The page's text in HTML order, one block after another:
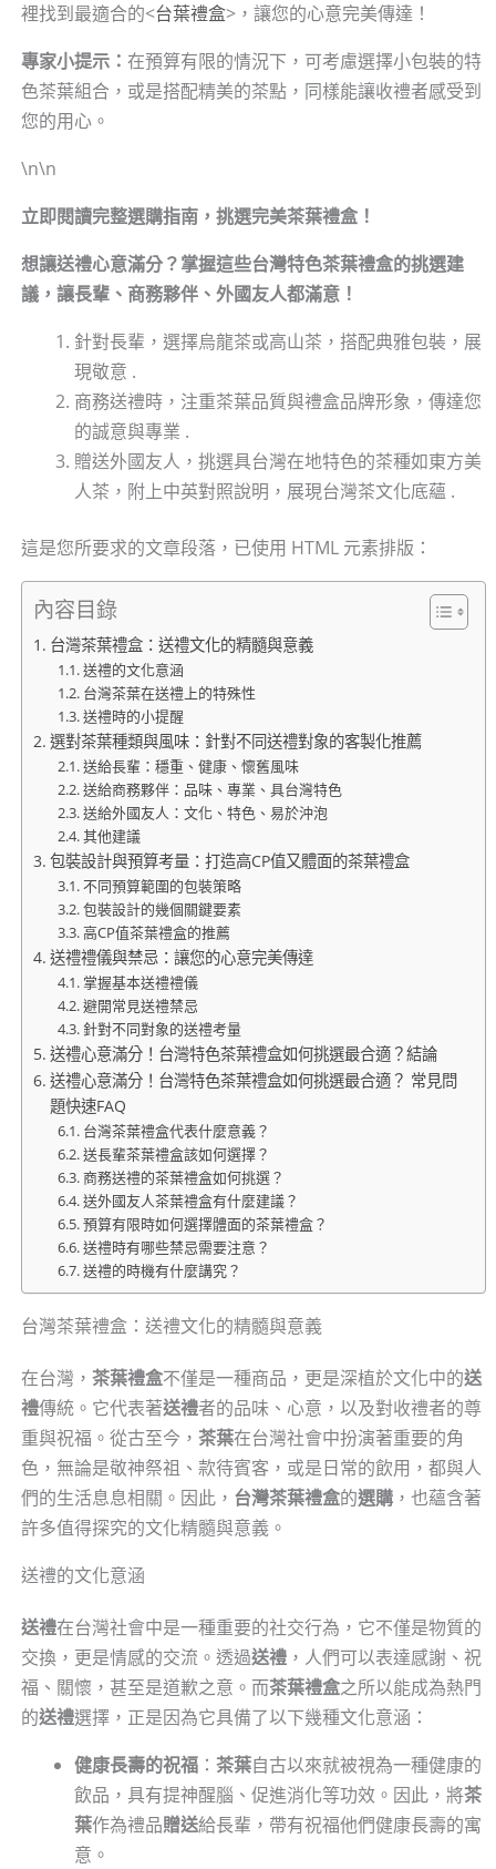
裡找到最適合的<台葉禮盒>，讓您的心意完美傳達！
專家小提示： 在預算有限的情況下，可考慮選擇小包裝的特
色茶葉組合，或是搭配精美的茶點，同樣能讓收禮者感受到
您的用心。
\n\n
立即閱讀完整選購指南，挑選完美茶葉禮盒！
想讓送禮心意滿分？掌握這些台灣特色茶葉禮盒的挑選建
議，讓長輩、商務夥伴、外國友人都滿意！
針對長輩，選擇烏龍茶或高山茶，搭配典雅包裝，展
現敬意 .
商務送禮時，注重茶葉品質與禮盒品牌形象，傳達您
的誠意與專業 .
贈送外國友人，挑選具台灣在地特色的茶種如東方美
人茶，附上中英對照說明，展現台灣茶文化底蘊 .
這是您所要求的文章段落，已使用 HTML 元素排版：
內容目錄
台灣茶葉禮盒：送禮文化的精髓與意義
送禮的文化意涵
台灣茶葉在送禮上的特殊性
送禮時的小提醒
選對茶葉種類與風味：針對不同送禮對象的客製化推薦
送給長輩：穩重、健康、懷舊風味
送給商務夥伴：品味、專業、具台灣特色
送給外國友人：文化、特色、易於沖泡
其他建議
包裝設計與預算考量：打造高CP值又體面的茶葉禮盒
不同預算範圍的包裝策略
包裝設計的幾個關鍵要素
高CP值茶葉禮盒的推薦
送禮禮儀與禁忌：讓您的心意完美傳達
掌握基本送禮禮儀
避開常見送禮禁忌
針對不同對象的送禮考量
送禮心意滿分！台灣特色茶葉禮盒如何挑選最合適？結論
送禮心意滿分！台灣特色茶葉禮盒如何挑選最合適？ 常見問
題快速FAQ
台灣茶葉禮盒代表什麼意義？
送長輩茶葉禮盒該如何選擇？
商務送禮的茶葉禮盒如何挑選？
送外國友人茶葉禮盒有什麼建議？
預算有限時如何選擇體面的茶葉禮盒？
送禮時有哪些禁忌需要注意？
送禮的時機有什麼講究？
台灣茶葉禮盒：送禮文化的精髓與意義
在台灣， 茶葉禮盒不僅是一種商品，更是深植於文化中的送
禮傳統。它代表著送禮者的品味、心意，以及對收禮者的尊
重與祝福。從古至今， 茶葉在台灣社會中扮演著重要的角
色，無論是敬神祭祖、款待賓客，或是日常的飲用，都與人
們的生活息息相關。因此， 台灣茶葉禮盒的選購，也蘊含著
許多值得探究的文化精髓與意義。
送禮的文化意涵
送禮在台灣社會中是一種重要的社交行為，它不僅是物質的
交換，更是情感的交流。透過送禮，人們可以表達感謝、祝
福、關懷，甚至是道歉之意。而茶葉禮盒之所以能成為熱門
的送禮選擇，正是因為它具備了以下幾種文化意涵：
健康長壽的祝福： 茶葉自古以來就被視為一種健康的
飲品，具有提神醒腦、促進消化等功效。因此，將茶
葉作為禮品贈送給長輩，帶有祝福他們健康長壽的寓
意。